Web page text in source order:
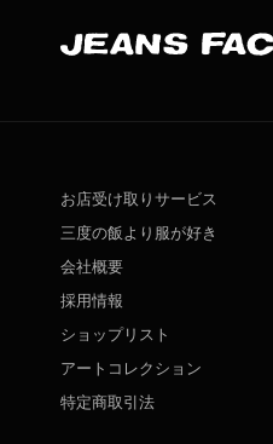
お店受け取りサービス
三度の飯より服が好き
会社概要
採用情報
ショップリスト
アートコレクション
特定商取引法